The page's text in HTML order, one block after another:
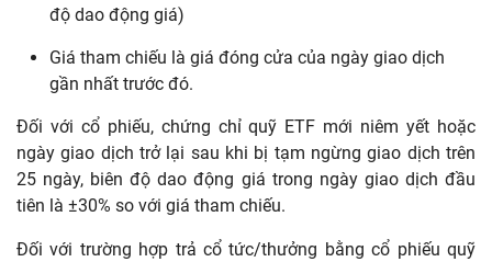
độ dao động giá)
Giá tham chiếu là giá đóng cửa của ngày giao dịch
gần nhất trước đó.
Đối với cổ phiếu, chứng chỉ quỹ ETF mới niêm yết hoặc
ngày giao dịch trở lại sau khi bị tạm ngừng giao dịch trên
25 ngày, biên độ dao động giá trong ngày giao dịch đầu
tiên là ±30% so với giá tham chiếu.
Đối với trường hợp trả cổ tức/thưởng bằng cổ phiếu quỹ